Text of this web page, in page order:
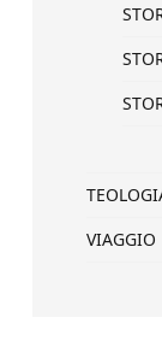
VIAGGIO